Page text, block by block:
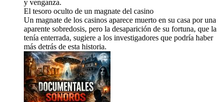
y venganza.
El tesoro oculto de un magnate del casino
Un magnate de los casinos aparece muerto en su casa por una
aparente sobredosis, pero la desaparición de su fortuna, que la
tenía enterrada, sugiere a los investigadores que podría haber
más detrás de esta historia.